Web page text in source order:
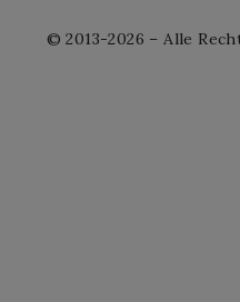
© 2013-2026 – Alle